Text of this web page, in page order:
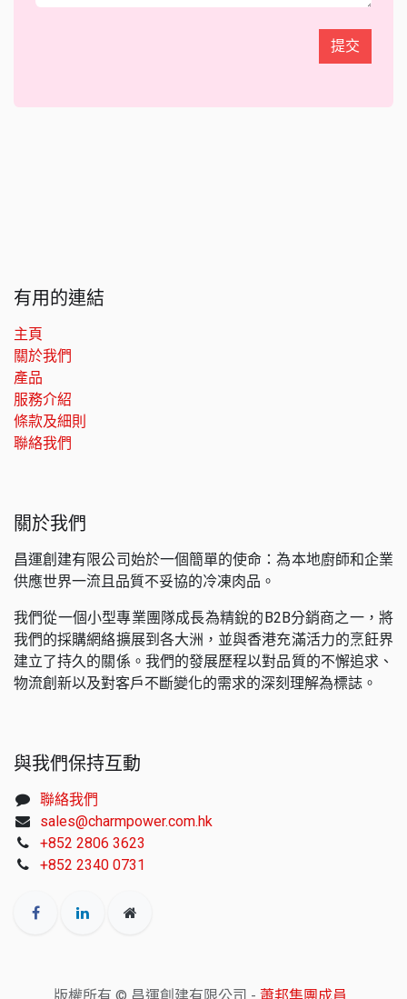
提交
有用的連結
主頁
關於我們
產品
服務介紹
條款及細則
聯絡我們
關於我們
昌運創建有限公司始於一個簡單的使命：為本地廚師和企業
供應世界一流且品質不妥協的冷凍肉品。
我們從一個小型專業團隊成長為精銳的B2B分銷商之一，將
我們的採購網絡擴展到各大洲，並與香港充滿活力的烹飪界
建立了持久的關係。我們的發展歷程以對品質的不懈追求、
物流創新以及對客戶不斷變化的需求的深刻理解為標誌。
與我們保持互動
聯絡我們
sales@charmpower.com.hk
+852 2806 3623
+852 2340 0731